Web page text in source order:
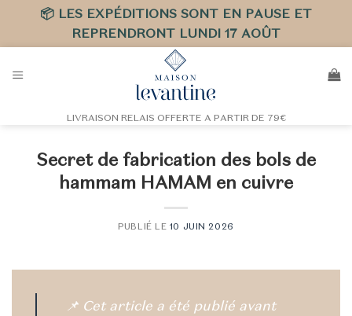
📦 LES EXPÉDITIONS SONT EN PAUSE ET
REPRENDRONT LUNDI 17 AOÛT
au
LIVRAISON RELAIS OFFERTE A PARTIR DE 79€
Secret de fabrication des bols de
hammam HAMAM en cuivre
PUBLIÉ LE 10 JUIN 2026
📌 Cet article a été publié avant